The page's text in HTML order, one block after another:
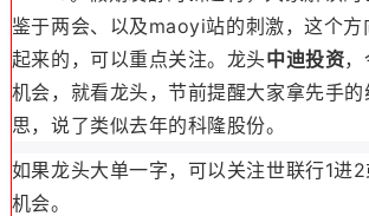
鉴于两会、以及maoyi站的刺激，这个方
起来的，可以重点关注。龙头中迪投资
机会，就看龙头，节前提醒大家拿先手
思，说了类似去年的科隆股份。
如果龙头大单一字，可以关注世联行1进
机会。